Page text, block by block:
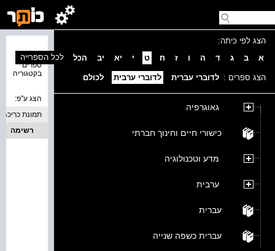
הצג לפי כיתה:
א
ב ג ד ה ו ז ח ט י יא יב הכל
הצג ספרים : לדוברי עברית לדוברי ערבית לכולם
גאוגרפיה
כישורי חיים וחינוך חברתי
מדע וטכנולוגיה
ערבית
עברית
עברית כשפה שנייה
ספרים
בקטגוריה
לכל הספרייה
הצג ע''פ:
תמונת כריכה
רשימה